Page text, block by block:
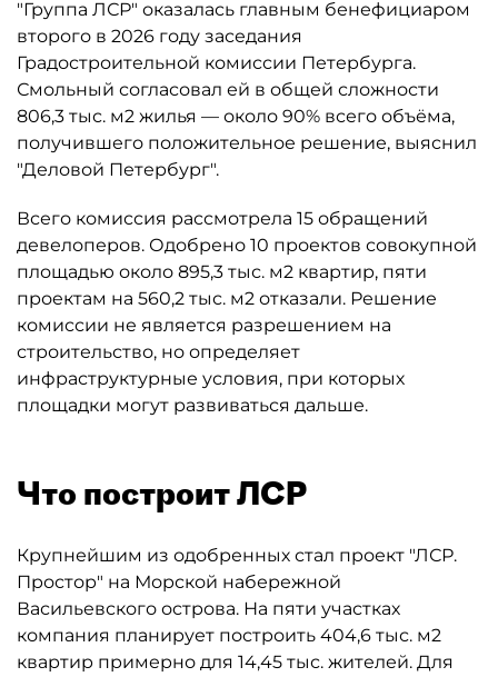
"Группа ЛСР" оказалась главным бенефициаром
второго в 2026 году заседания
Градостроительной комиссии Петербурга.
Смольный согласовал ей в общей сложности
806,3 тыс. м2 жилья — около 90% всего объёма,
получившего положительное решение, выяснил
"Деловой Петербург".
Всего комиссия рассмотрела 15 обращений
девелоперов. Одобрено 10 проектов совокупной
площадью около 895,3 тыс. м2 квартир, пяти
проектам на 560,2 тыс. м2 отказали. Решение
комиссии не является разрешением на
строительство, но определяет
инфраструктурные условия, при которых
площадки могут развиваться дальше.
Что построит ЛСР
Крупнейшим из одобренных стал проект "ЛСР.
Простор" на Морской набережной
Васильевского острова. На пяти участках
компания планирует построить 404,6 тыс. м2
квартир примерно для 14,45 тыс. жителей. Для